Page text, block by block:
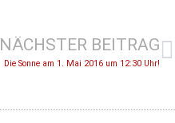
NÄCHSTER BEITRAG
Die Sonne am 1. Mai 2016 um 12:30 Uhr!